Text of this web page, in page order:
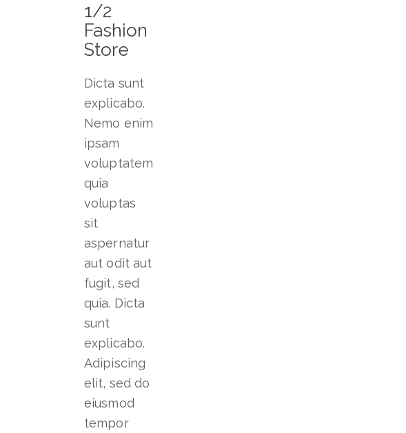
1/2
Fashion
Store
Dicta sunt
explicabo.
Nemo enim
ipsam
voluptatem
quia
voluptas
sit
aspernatur
aut odit aut
fugit, sed
quia. Dicta
sunt
explicabo.
Adipiscing
elit, sed do
eiusmod
tempor